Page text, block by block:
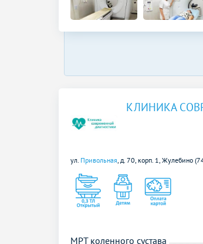
КЛИНИКА
ул. Привольная , д. 70, корп. 1, Жулебино
МРТ коленного сустава